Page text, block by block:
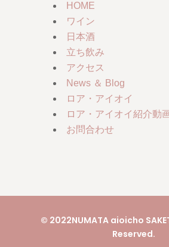
HOME
ワイン
日本酒
立ち飲み
アクセス
News ＆ Blog
ロア・アイオイ
ロア・アイオイ紹介動
お問合わせ
© 2022NUMATA aioicho
Reserved.